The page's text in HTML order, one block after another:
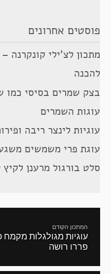
פוסטים אחרונים
מתכון לצ’ילי קונקרנה
להכנה
בצק שמרים בסיסי כמו
עוגות השמרים
עוגיות לינצר ריבה
עוגת פרי משמשים
סלט בורגול מרענן
המתכון הקודם
מתכון
קודם:
עוגיות מגולגלות מקמח
פררו רושה